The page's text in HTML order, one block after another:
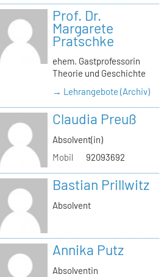
Prof. Dr.
Margarete
Pratschke
ehem. Gastprofessorin
Theorie und Geschichte
→ Lehrangebote (Archiv)
Claudia Preuß
Absolvent(in)
Mobil
92093692
Bastian Prillwitz
Absolvent
Annika Putz
Absolventin